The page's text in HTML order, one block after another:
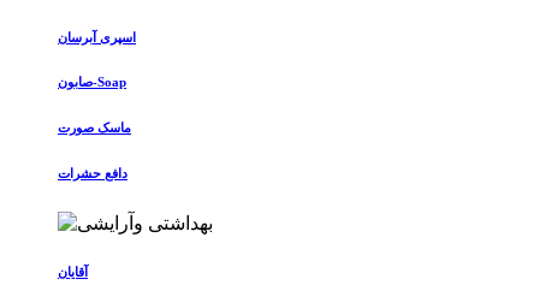
اسپری آبرسان
صابون-Soap
ماسک صورت
دافع حشرات
آقایان